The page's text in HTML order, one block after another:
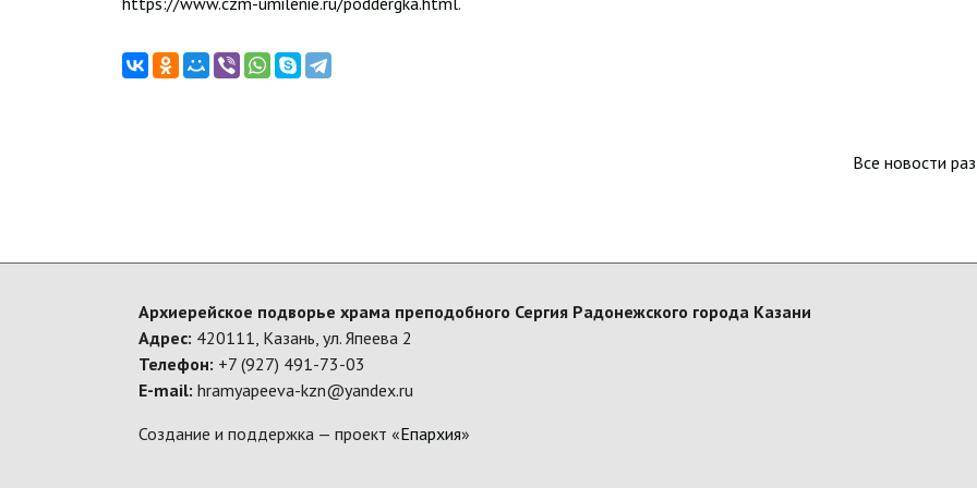
Все новости
Архиерейское подворье храма преподобного Сергия Радонежского города Казани
Адрес: 420111, Казань, ул. Япеева 2
Телефон: +7 (927) 491-73-03
E-mail: hramyapeeva-kzn@yandex.ru
Создание и поддержка — проект «Епархия»